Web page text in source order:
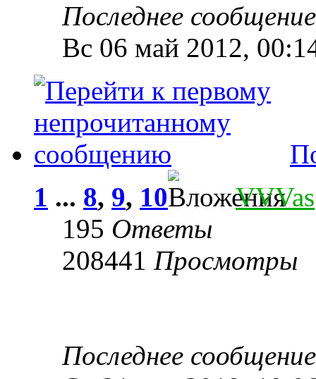
Последнее
Вс 06 май 2012,
1 ... 8, 9, 10 VVVas
195 Ответы
208441 Просмотры
Последнее